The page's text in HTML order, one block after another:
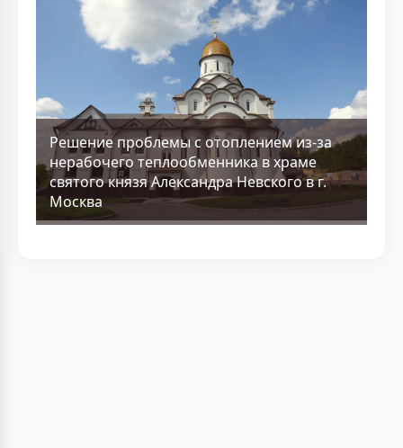
Решение проблемы с отоплением из-за
нерабочего теплообменника в храме
святого князя Александра Невского в г.
Москва